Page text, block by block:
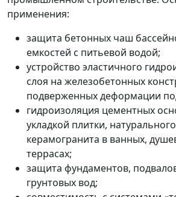
применения:
защита бетонных чаш
емкостей с питьевой водой;
устройство эластичного
слоя на железобетонных
подверженных деформации
гидроизоляция цементных
укладкой плитки,
керамогранита в ванных,
террасах;
защита фундаментов,
грунтовых вод;